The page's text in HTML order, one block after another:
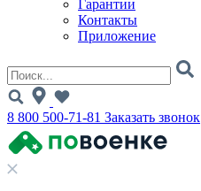
Гарантии
Контакты
Приложение
8 800 500-71-81 Заказать звонок